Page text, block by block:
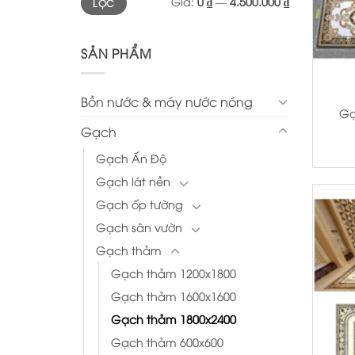
thấp
nhất
cao
nhất
LỌC
SẢN PHẨM
Bồn nước & máy nước nóng
Gạch
Gạch Ấn Độ
Gạch lát nền
Gạch ốp tường
Gạch sân vườn
Gạch thảm
Gạch thảm 1200x1800
Gạch thảm 1600x1600
Gạch thảm 1800x2400
Gạch thảm 600x600